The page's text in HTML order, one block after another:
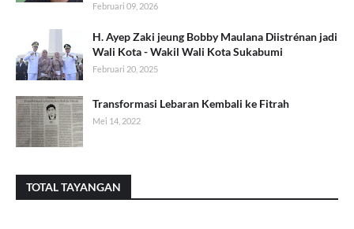
Februari 09, 2026
H. Ayep Zaki jeung Bobby Maulana Diistrénan jadi
Wali Kota - Wakil Wali Kota Sukabumi
Februari 20, 2025
Transformasi Lebaran Kembali ke Fitrah
Mei 14, 2022
TOTAL TAYANGAN